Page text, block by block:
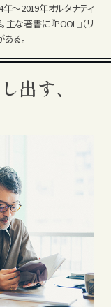
年～2019年オルタナティ
な著書に『POOL』（リ
ある。
出す、